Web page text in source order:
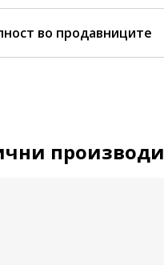
во продавниците
производи